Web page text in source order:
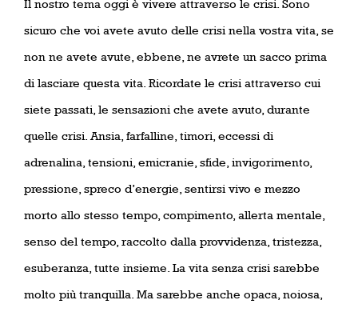
Il nostro tema oggi è vivere attraverso le crisi. Sono
sicuro che voi avete avuto delle crisi nella vostra vita, se
non ne avete avute, ebbene, ne avrete un sacco prima
di lasciare questa vita. Ricordate le crisi attraverso cui
siete passati, le sensazioni che avete avuto, durante
quelle crisi. Ansia, farfalline, timori, eccessi di
adrenalina, tensioni, emicranie, sfide, invigorimento,
pressione, spreco d’energie, sentirsi vivo e mezzo
morto allo stesso tempo, compimento, allerta mentale,
senso del tempo, raccolto dalla provvidenza, tristezza,
esuberanza, tutte insieme. La vita senza crisi sarebbe
molto più tranquilla. Ma sarebbe anche opaca, noiosa,